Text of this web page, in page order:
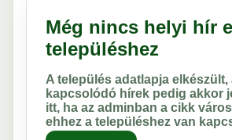
Még nincs helyi hír
településhez
A település adatlapja elkészült,
kapcsolódó hírek pedig akkor
itt, ha az adminban a cikk
ehhez a településhez van